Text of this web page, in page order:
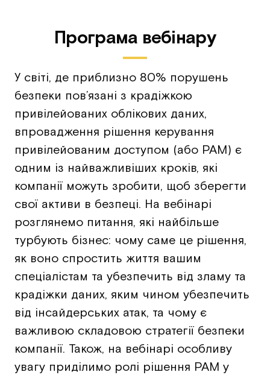
Програма вебінару
У світі, де приблизно 80% порушень
безпеки пов’язані з крадіжкою
привілейованих облікових даних,
впровадження рішення керування
привілейованим доступом (або PAM) є
одним із найважливіших кроків, які
компанії можуть зробити, щоб зберегти
свої активи в безпеці. На вебінарі
розглянемо питання, які найбільше
турбують бізнес: чому саме це рішення,
як воно спростить життя вашим
спеціалістам та убезпечить від зламу та
крадіжки даних, яким чином убезпечить
від інсайдерських атак, та чому є
важливою складовою стратегії безпеки
компанії. Також, на вебінарі особливу
увагу приділимо ролі рішення PAM у